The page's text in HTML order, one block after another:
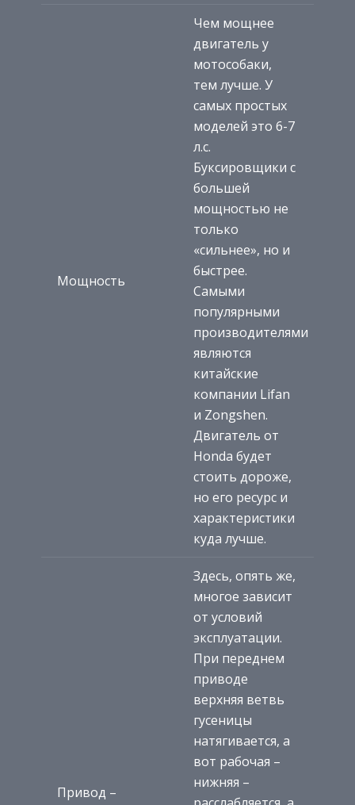
Мощность
Чем мощнее
двигатель у
мотособаки,
тем лучше. У
самых простых
моделей это 6-7
л.с.
Буксировщики с
большей
мощностью не
только
«сильнее», но и
быстрее.
Самыми
популярными
производителями
являются
китайские
компании Lifan
и Zongshen.
Двигатель от
Honda будет
стоить дороже,
но его ресурс и
характеристики
куда лучше.
Привод –
Здесь, опять же,
многое зависит
от условий
эксплуатации.
При переднем
приводе
верхняя ветвь
гусеницы
натягивается, а
вот рабочая –
нижняя –